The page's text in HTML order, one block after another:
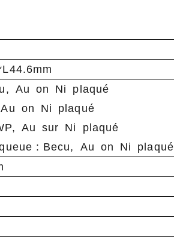
Au on Ni plaqué
on Ni plaqué
Au sur Ni plaqué
: Becu, Au on Ni plaqué